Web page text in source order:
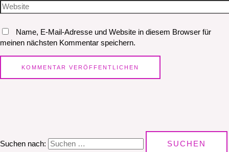
Name, E-Mail-Adresse und Website in diesem Browser für
meinen nächsten Kommentar speichern.
Suchen nach: